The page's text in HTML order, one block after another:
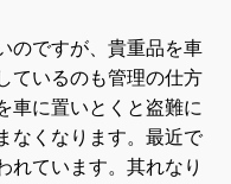
のですが、貴重品を車
ているのも管理の仕方
車に置いとくと盗難に
なくなります。最近で
れています。其れなり